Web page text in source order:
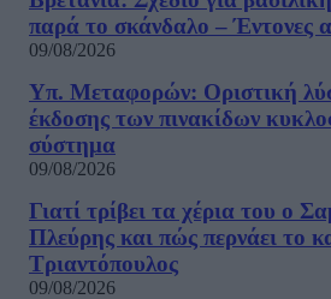
παρά το σκάνδαλο – Έντονες
09/08/2026
Υπ. Μεταφορών: Οριστική
έκδοσης των πινακίδων
σύστημα
09/08/2026
Γιατί τρίβει τα χέρια του ο
Πλεύρης και πώς περνάει το
Τριαντόπουλος
09/08/2026